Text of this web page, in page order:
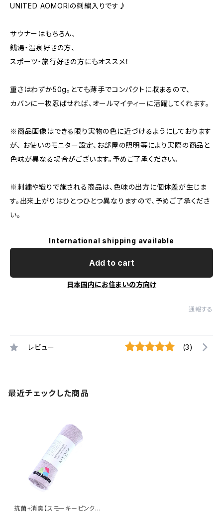
UNITED AOMORIの刺繍入りです♪
サウナーはもちろん、
銭湯・温泉好きの方、
スポーツ・旅行好きの方にもオススメ！
重さはわずか50g。とても薄手でコンパクトに収まるので、
カバンに一枚忍ばせれば、オールマイティーに活躍してくれます。
※商品画像はできる限り実物の色に近づけるようにしております
が、 お使いのモニター設定、お部屋の照明等により実際の商品と
色味が異なる場合がございます。予めご了承ください。
※刺繍や織りで施される商品は、色味の出方に個体差が生じま
す。出来上がりはひとつひとつ異なりますので、予めご了承くださ
い。
International shipping available
Add to cart
日本国内にお住まいの方向け
通報する
レビュー (3)
最近チェックした商品
抗菌+消臭【スモーキーピンク】